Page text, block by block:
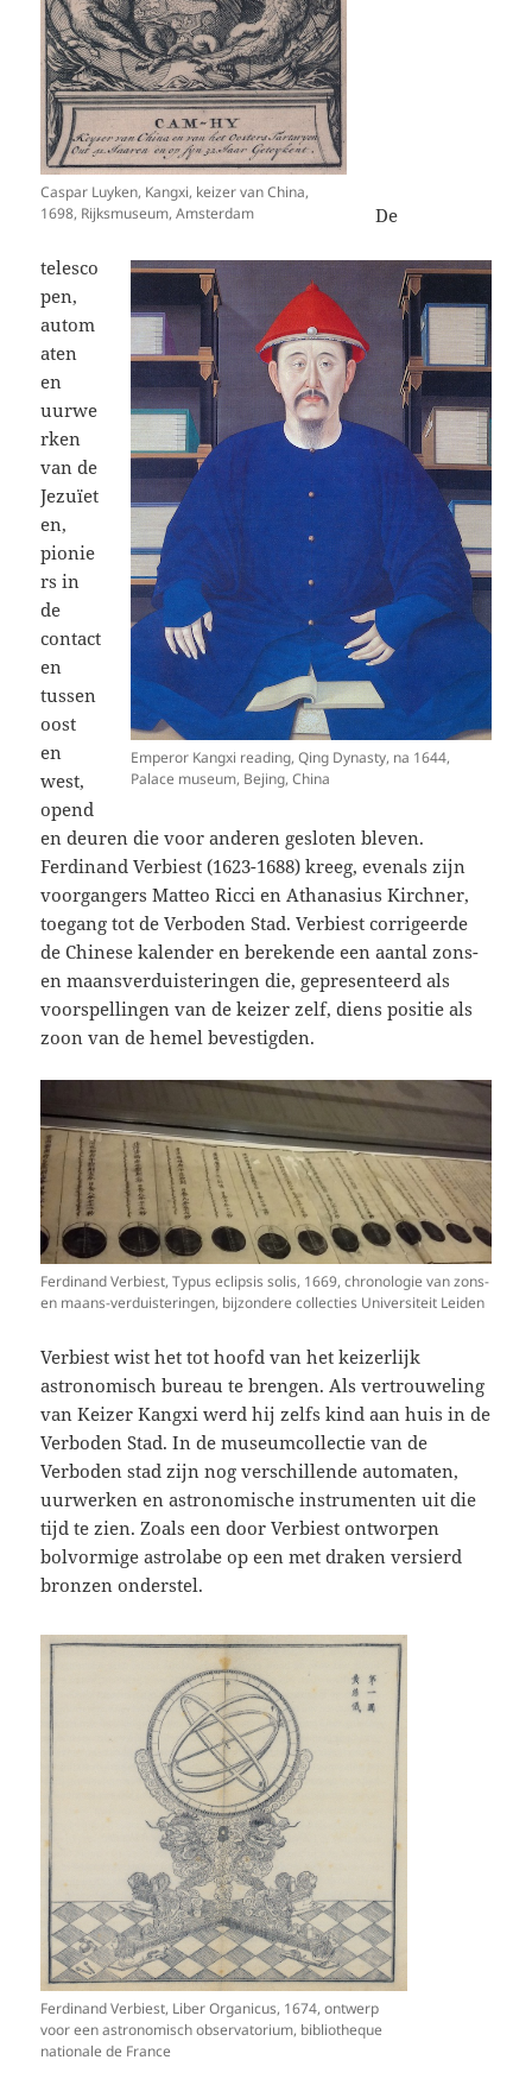
Caspar Luyken, Kangxi, keizer van China,
1698, Rijksmuseum, Amsterdam
Emperor Kangxi reading, Qing Dynasty, na 1644,
Palace museum, Bejing, China
De
telesco
pen,
autom
aten
en
uurwe
rken
van de
Jezuïet
en,
pionie
rs in
de
contact
en
tussen
oost
en
west,
opend
en deuren die voor anderen gesloten bleven.
Ferdinand Verbiest (1623-1688) kreeg, evenals zijn
voorgangers Matteo Ricci en Athanasius Kirchner,
toegang tot de Verboden Stad. Verbiest corrigeerde
de Chinese kalender en berekende een aantal zons-
en maansverduisteringen die, gepresenteerd als
voorspellingen van de keizer zelf, diens positie als
zoon van de hemel bevestigden.
Ferdinand Verbiest, Typus eclipsis solis, 1669, chronologie van zons-
en maans-verduisteringen, bijzondere collecties Universiteit Leiden
Verbiest wist het tot hoofd van het keizerlijk
astronomisch bureau te brengen. Als vertrouweling
van Keizer Kangxi werd hij zelfs kind aan huis in de
Verboden Stad. In de museumcollectie van de
Verboden stad zijn nog verschillende automaten,
uurwerken en astronomische instrumenten uit die
tijd te zien. Zoals een door Verbiest ontworpen
bolvormige astrolabe op een met draken versierd
bronzen onderstel.
Ferdinand Verbiest, Liber Organicus, 1674, ontwerp
voor een astronomisch observatorium, bibliotheque
nationale de France